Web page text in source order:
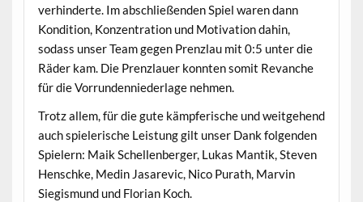
verhinderte. Im abschließenden Spiel waren dann
Kondition, Konzentration und Motivation dahin,
sodass unser Team gegen Prenzlau mit 0:5 unter die
Räder kam. Die Prenzlauer konnten somit Revanche
für die Vorrundenniederlage nehmen.
Trotz allem, für die gute kämpferische und weitgehend
auch spielerische Leistung gilt unser Dank folgenden
Spielern: Maik Schellenberger, Lukas Mantik, Steven
Henschke, Medin Jasarevic, Nico Purath, Marvin
Siegismund und Florian Koch.